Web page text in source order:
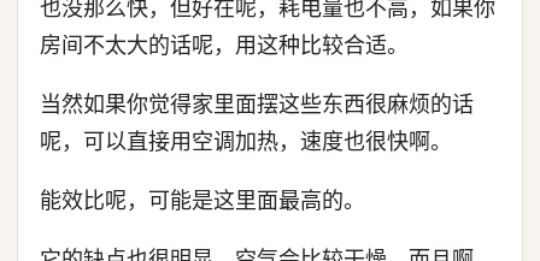
也没那么快，但好在呢，耗电量也不高，如果你
房间不太大的话呢，用这种比较合适。
当然如果你觉得家里面摆这些东西很麻烦的话
呢，可以直接用空调加热，速度也很快啊。
能效比呢，可能是这里面最高的。